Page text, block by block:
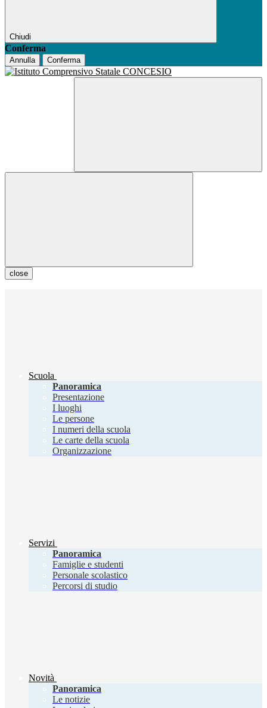
Chiudi
Conferma
Annulla Conferma
close
Scuola
Panoramica
Presentazione
I luoghi
Le persone
I numeri della scuola
Le carte della scuola
Organizzazione
Servizi
Panoramica
Famiglie e studenti
Personale scolastico
Percorsi di studio
Novità
Panoramica
Le notizie